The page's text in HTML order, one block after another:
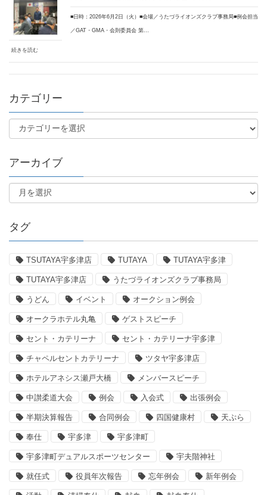
■日時：2026年6月2日（火）■会場／うたづライオンズクラブ事務局■例会担当
／GAT・GMA・会則委員会 第…
続きを読む
カテゴリー
アーカイブ
タグ
TSUTAYA宇多津店 TUTAYA TUTAYA宇多津
TUTAYA宇多津店 うたづライオンズクラブ事務局
うどん イベント オークション例会
オークラホテル丸亀 ゲストスピーチ
セント・カテリーナ セント・カテリーナ宇多津
チャペルセントカテリーナ ツタヤ宇多津店
ホテルアネシス瀬戸大橋 メンバースピーチ
中讃柔道大会 例会 入会式 出張例会
半期決算報告 合同例会 四国健康村 天ぷら
奉仕 宇多津 宇多津町
宇多津町デュアルスポーツセンター 宇夫階神社
就任式 役員年次報告 忘年例会 新年例会